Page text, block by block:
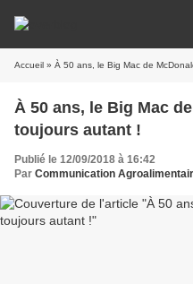
Accueil » À 50 ans, le Big Mac de
À 50 ans, le Big Mac
toujours autant !
Publié le 12/09/2018 à 16:42
Par Communication